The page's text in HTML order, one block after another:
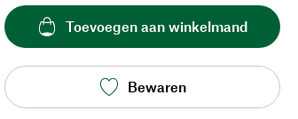
Toevoegen aan winkelmand
Bewaren